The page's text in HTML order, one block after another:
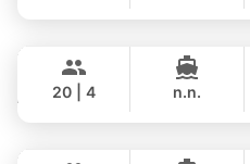
GRAND BANKS 54FT
20 | 4 n.n.